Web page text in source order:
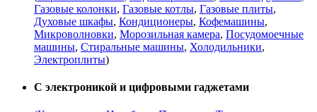
Газовые колонки, Газовые котлы, Газовые плиты,
Духовые шкафы, Кондиционеры, Кофемашины,
Микроволновки, Морозильная камера, Посудомоечные
машины, Стиральные машины, Холодильники,
Электроплиты)
С электроникой и цифровыми гаджетами